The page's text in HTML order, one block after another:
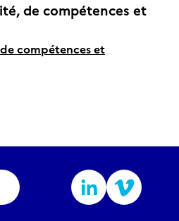
de compétences et
compétences et